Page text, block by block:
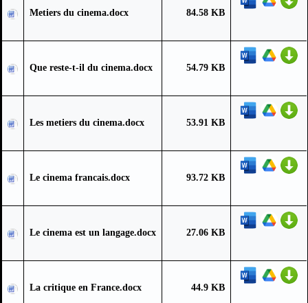
Metiers du cinema.docx 84.58 KB
Que reste-t-il du cinema.docx 54.79 KB
Les metiers du cinema.docx 53.91 KB
Le cinema francais.docx 93.72 KB
Le cinema est un langage.docx 27.06 KB
La critique en France.docx 44.9 KB